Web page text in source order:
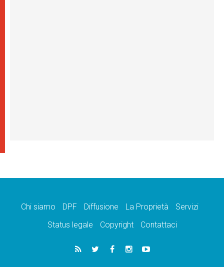
Chi siamo DPF Diffusione La Proprietà
Servizi
Status legale
Copyright Contattaci